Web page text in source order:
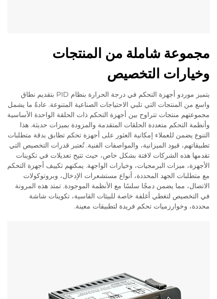
مجموعة شاملة من المنتجات
وخيارات التخصيص
يتميز موردو أجهزة التحكم في درجة الحرارة بنظام PID بتقديم نطاق
واسع من المنتجات التي تلبي الاحتياجات الصناعية المتنوعة. عادةً ما يشمل
مجموعتهم منتجات تتراوح بين أجهزة التحكم ذات الحلقة الواحدة الأساسية
وأنظمة التحكم متعددة الحلقات المتقدمة والمزودة بميزات حديثة. هذا
التنوع يضمن للعملاء إمكانية العثور على أجهزة تحكم تطابق بدقة متطلبات
تطبيقاتهم، قيود الميزانية، والمواصفات الفنية. تُعتبر قدرات التخصيص التي
تقدمها هذه الشركات لافتة بشكل خاص، حيث تتيح تعديلات في تكوينات
الأجهزة، ميزات البرمجيات، وخيارات الواجهة. يمكنهم تكييف أجهزة التحكم
مع متطلبات الجهد المحددة، أنواع مستشعرات الإدخال، وبروتوكولات
الاتصال، مما يضمن دمجًا سلسًا مع الأنظمة الموجودة. تمتد هذه المرونة
في التخصيص لتغطي أغلفة خاصة للبيئات القاسية، تكوينات شاشة
محددة، وخوارزميات تحكم فريدة لتطبيقات معينة.